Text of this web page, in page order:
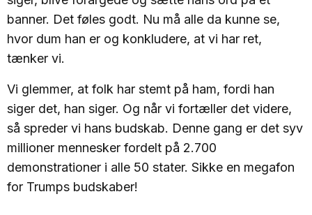
banner. Det føles godt. Nu må alle da kunne se,
hvor dum han er og konkludere, at vi har ret,
tænker vi.
Vi glemmer, at folk har stemt på ham, fordi han
siger det, han siger. Og når vi fortæller det videre,
så spreder vi hans budskab. Denne gang er det syv
millioner mennesker fordelt på 2.700
demonstrationer i alle 50 stater. Sikke en megafon
for Trumps budskaber!